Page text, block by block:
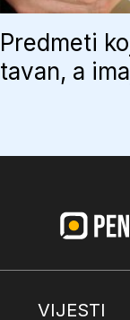
Predmeti
tavan, a
VIJESTI